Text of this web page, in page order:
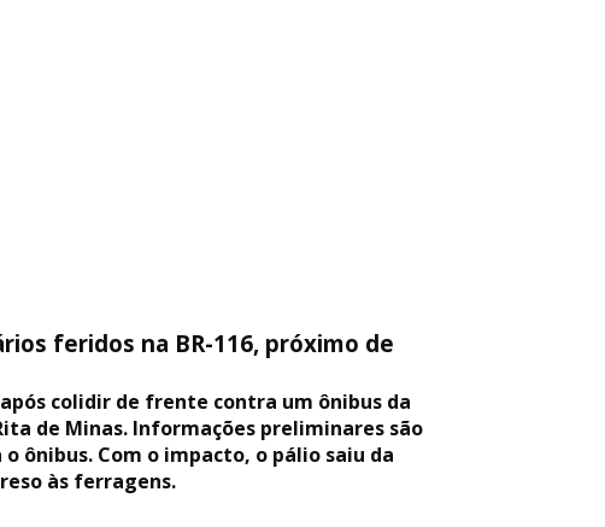
feridos na BR-116, próximo de
colidir de frente contra um ônibus da
de Minas. Informações preliminares são
ônibus. Com o impacto, o pálio saiu da
às ferragens.